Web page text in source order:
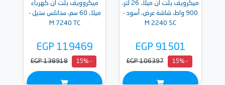
ميكرويف بلت ان ميلا، 26 لتر،
900 واط، شاشة عرض، أسود -
M 2240 SC
EGP 91501
- 15%
EGP 106397
ميكروويف بلت ان كهرباء
ميلا، 60 سم، ستانلس ستيل -
M 7240 TC
EGP 119469
- 15%
EGP 138918